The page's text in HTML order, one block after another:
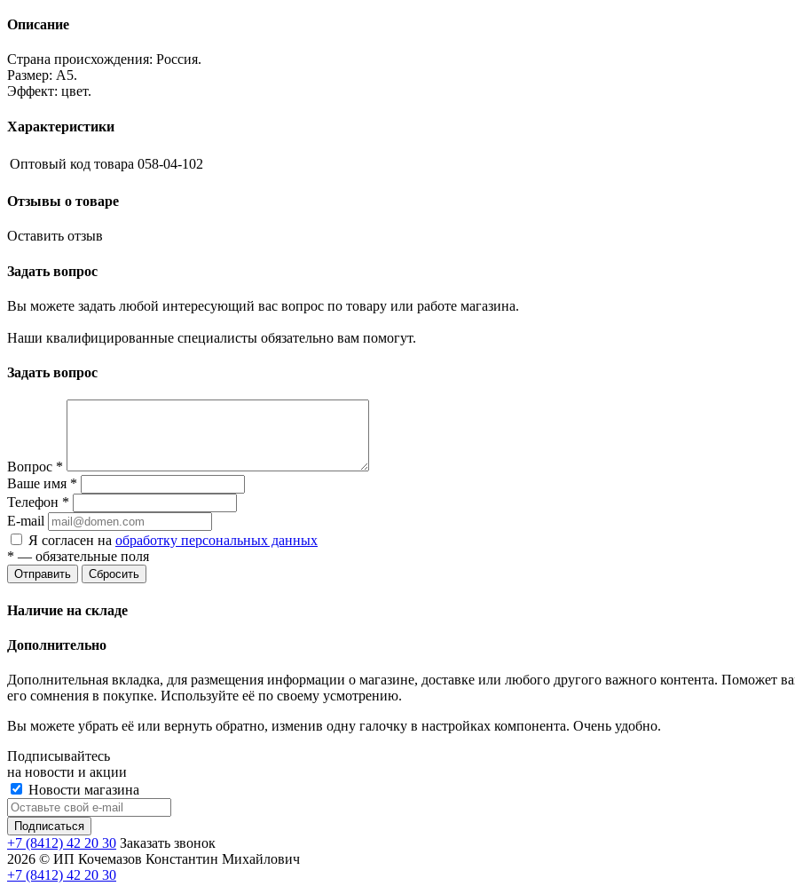
Описание
Страна происхождения: Россия.
Размер: А5.
Эффект: цвет.
Характеристики
Оптовый код товара 058-04-102
Отзывы о товаре
Оставить отзыв
Задать вопрос
Вы можете задать любой интересующий вас вопрос по товару или работе магазина.
Наши квалифицированные специалисты обязательно вам помогут.
Задать вопрос
Вопрос *
Ваше имя *
Телефон *
E-mail
Я согласен на обработку персональных данных
* — обязательные поля
Отправить Сбросить
Наличие на складе
Дополнительно
Дополнительная вкладка, для размещения информации о магазине, доставке или любого другого важного контента. Поможет
его сомнения в покупке. Используйте её по своему усмотрению.
Вы можете убрать её или вернуть обратно, изменив одну галочку в настройках компонента. Очень удобно.
Подписывайтесь
на новости и акции
Новости магазина
+7 (8412) 42 20 30 Заказать звонок
2026 © ИП Кочемазов Константин Михайлович
+7 (8412) 42 20 30